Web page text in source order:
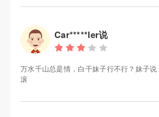
Car*****ler说
万水千山总是情，白干妹子行不行？妹子
滚